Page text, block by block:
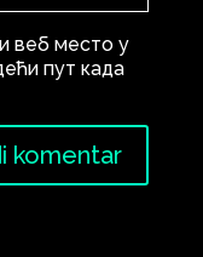
веб место у
пут када